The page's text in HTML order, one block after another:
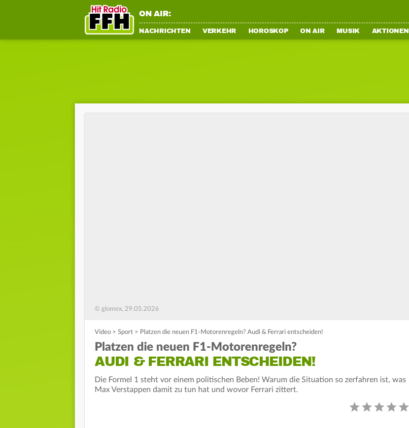
ON AIR:
NACHRICHTEN VERKEHR HOROSKOP ON AIR MUSIK AKTIONEN
© glomex, 29.05.2026
Video > Sport > Platzen die neuen F1-Motorenregeln? Audi & Ferrari entscheiden!
Platzen die neuen F1-Motorenregeln?
AUDI & FERRARI ENTSCHEIDEN!
Die Formel 1 steht vor einem politischen Beben! Warum die Situation so zerfahren ist, was
Max Verstappen damit zu tun hat und wovor Ferrari zittert.